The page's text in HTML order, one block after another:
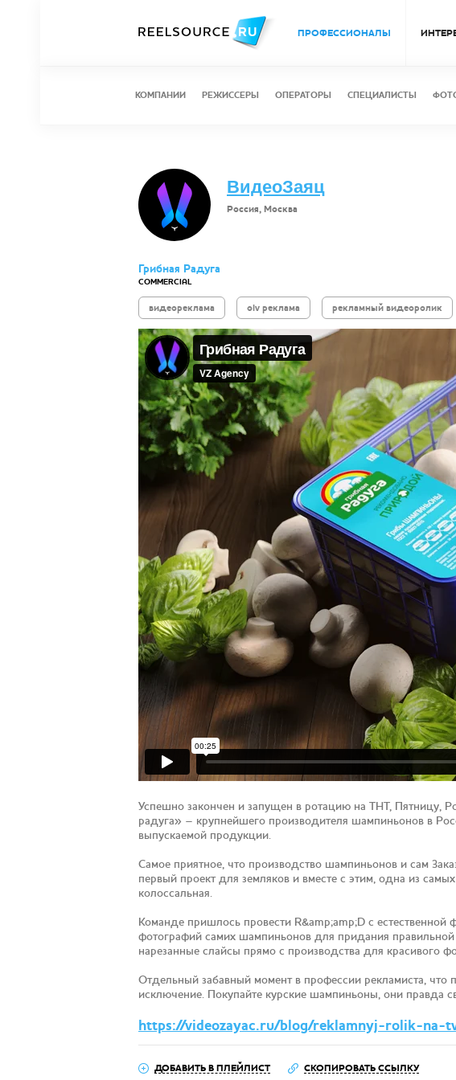
ПРОФЕССИОНАЛЫ
КОМПАНИИ РЕЖИССЕРЫ ОПЕРАТОРЫ СПЕЦИАЛИСТЫ
ВидеоЗаяц
Россия, Москва
Грибная Радуга
COMMERCIAL
видеореклама olv реклама рекламный видеоролик
Успешно закончен и запущен в ротацию на ТНТ, Пятницу,
радуга» – крупнейшего производителя шампиньонов в
выпускаемой продукции.
Самое приятное, что производство шампиньонов и сам
первый проект для земляков и вместе с этим, одна из
колоссальная.
Команде пришлось провести R&amp;amp;D с
фотографий самих шампиньонов для придания
нарезанные слайсы прямо с производства для красивого
Отдельный забавный момент в профессии рекламиста,
исключение. Покупайте курские шампиньоны, они правда
https://videozayac.ru/blog/reklamnyj-rolik-na-
ДОБАВИТЬ В ПЛЕЙЛИСТ СКОПИРОВАТЬ ССЫЛКУ